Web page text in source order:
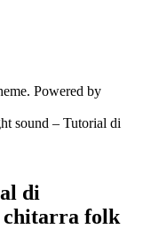
Powered by
sound – Tutorial di
di
chitarra folk